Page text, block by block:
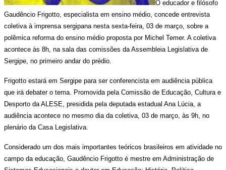
O educador e filósofo
Gaudêncio Frigotto, especialista em ensino médio, concede entrevista
coletiva à imprensa sergipana nesta sexta-feira, 03 de março, sobre a
polêmica reforma do ensino médio proposta por Michel Temer. A coletiva
acontece às 8h, na sala das comissões da Assembleia Legislativa de
Sergipe, no primeiro andar do prédio.
Frigotto estará em Sergipe para ser conferencista em audiência pública
que irá debater o tema. Promovida pela Comissão de Educação, Cultura e
Desporto da ALESE, presidida pela deputada estadual Ana Lúcia, a
audiência acontece no mesmo dia da coletiva, 03 de março, às 9h, no
plenário da Casa Legislativa.
Considerado um dos mais importantes teóricos brasileiros em atividade no
campo da educação, Gaudêncio Frigotto é mestre em Administração de